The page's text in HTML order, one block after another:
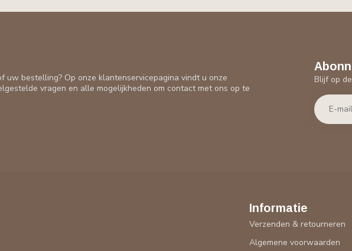
uw bestelling? Op onze klantenservicepagina vindt u onze
vragen en alle mogelijkheden om contact met ons op te
Blijf op
Informatie
Verzenden & retourneren
Algemene voorwaarden